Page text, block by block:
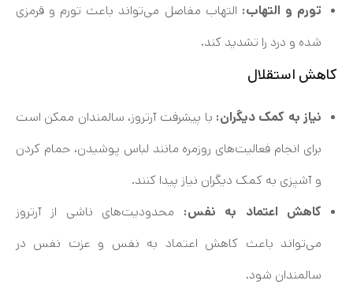
تورم و التهاب: التهاب مفاصل می‌تواند باعث تورم و قرمزی
شده و درد را تشدید کند.
کاهش استقلال
نیاز به کمک دیگران: با پیشرفت آرتروز، سالمندان ممکن است
برای انجام فعالیت‌های روزمره مانند لباس پوشیدن، حمام کردن
و آشپزی به کمک دیگران نیاز پیدا کنند.
کاهش اعتماد به نفس: محدودیت‌های ناشی از آرتروز
می‌تواند باعث کاهش اعتماد به نفس و عزت نفس در
سالمندان شود.